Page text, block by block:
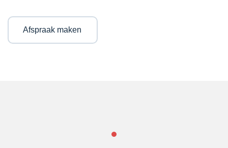
Afspraak maken